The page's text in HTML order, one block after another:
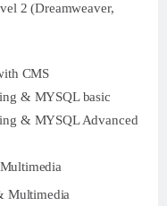
2 (Dreamweaver,
CMS
& MYSQL basic
& MYSQL Advanced
Multimedia